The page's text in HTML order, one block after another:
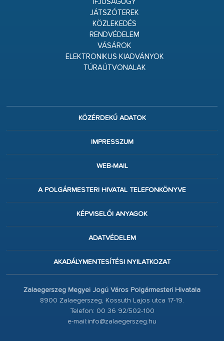
IFJÚSÁGÜGY
JÁTSZÓTEREK
KÖZLEKEDÉS
RENDVÉDELEM
VÁSÁROK
ELEKTRONIKUS KIADVÁNYOK
TÚRAÚTVONALAK
KÖZÉRDEKŰ ADATOK
IMPRESSZUM
WEB-MAIL
A POLGÁRMESTERI HIVATAL TELEFONKÖNYVE
KÉPVISELŐI ANYAGOK
ADATVÉDELEM
AKADÁLYMENTESÍTÉSI NYILATKOZAT
Zalaegerszeg Megyei Jogú Város Polgármesteri Hivatala
8900 Zalaegerszeg, Kossuth Lajos utca 17-19.
Telefon: 00 36 92/502-100
e-mail:info@zalaegerszeg.hu